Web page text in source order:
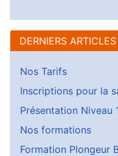
DERNIERS ARTICLES
Nos Tarifs
Inscriptions pour la
Présentation Niveau
Nos formations
Formation Plongeur